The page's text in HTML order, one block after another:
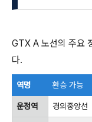
GTX A 노선의 주요
다.
역명 환승 가능
운정역 경의중앙선